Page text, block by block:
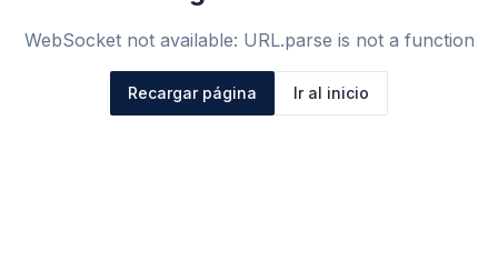
WebSocket not available: URL.parse is not a function
Recargar página Ir al inicio